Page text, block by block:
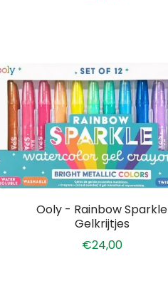
Ooly - Rainbow Sparkle
Gelkrijtjes
€24,00